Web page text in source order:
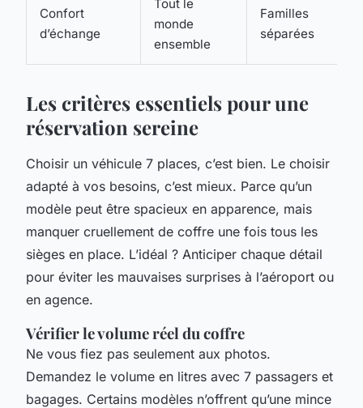
Confort
d’échange
Tout le
monde
ensemble
Familles
séparées
Les critères essentiels pour une
réservation sereine
Choisir un véhicule 7 places, c’est bien. Le choisir
adapté à vos besoins, c’est mieux. Parce qu’un
modèle peut être spacieux en apparence, mais
manquer cruellement de coffre une fois tous les
sièges en place. L’idéal ? Anticiper chaque détail
pour éviter les mauvaises surprises à l’aéroport ou
en agence.
Vérifier le volume réel du coffre
Ne vous fiez pas seulement aux photos.
Demandez le volume en litres avec 7 passagers et
bagages. Certains modèles n’offrent qu’une mince